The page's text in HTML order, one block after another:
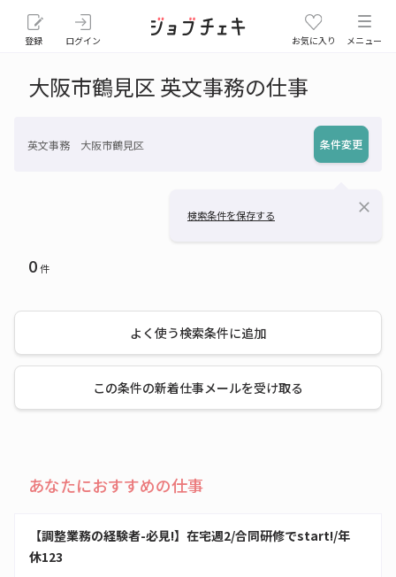
登録 ログイン お気に入り メニュー
大阪市鶴見区 英文事務の仕事
英文事務 大阪市鶴見区 条件変更
検索条件を保存する close
0件
よく使う検索条件に追加
この条件の新着仕事メールを受け取る
あなたにおすすめの仕事
【調整業務の経験者-必見!】在宅週2/合同研修でstart!/年
休123